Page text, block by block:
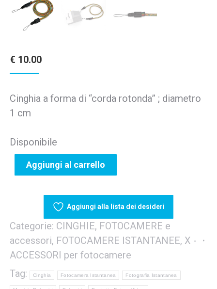
€ 10.00
Cinghia a forma di “corda rotonda” ; diametro
1 cm
Disponibile
Aggiungi al carrello
Aggiungi alla lista dei desideri
Categorie: CINGHIE, FOTOCAMERE e
accessori, FOTOCAMERE ISTANTANEE, X -
ACCESSORI per fotocamere
Tag:
Cinghia Fotocamera Istantanea Fotografia Istantanea